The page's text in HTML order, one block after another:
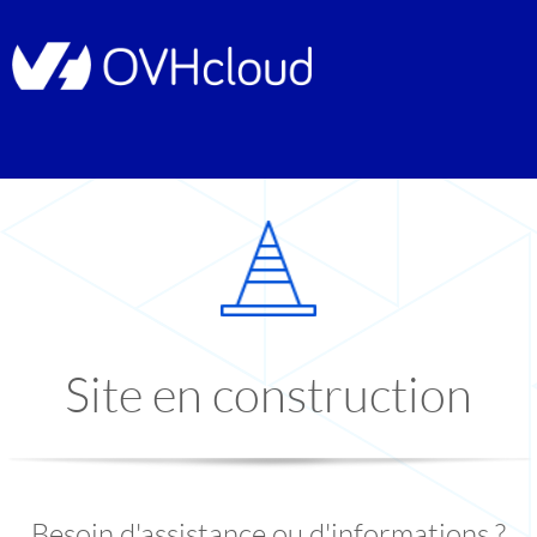
Site en construction